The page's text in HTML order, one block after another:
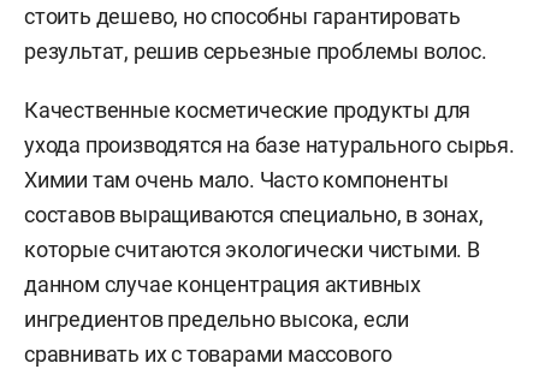
стоить дешево, но способны гарантировать
результат, решив серьезные проблемы волос.
Качественные косметические продукты для
ухода производятся на базе натурального сырья.
Химии там очень мало. Часто компоненты
составов выращиваются специально, в зонах,
которые считаются экологически чистыми. В
данном случае концентрация активных
ингредиентов предельно высока, если
сравнивать их с товарами массового